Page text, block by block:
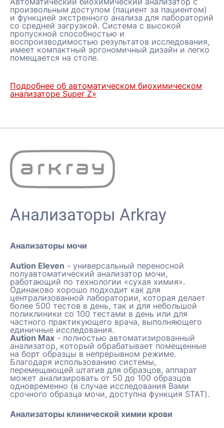
произвольным доступом (пациент за пациентом)
и функцией экстренного анализа для лабораторий
со средней загрузкой. Система с высокой
пропускной способностью и
воспроизводимостью результатов исследования,
имеет компактный эргономичный дизайн и легко
помещается на столе.
Подробнее об автоматическом биохимическом
анализаторе Super Z»
Анализаторы Arkray
Анализаторы мочи
Aution Eleven - универсальный переносной
полуавтоматический анализатор мочи,
работающий по технологии «сухая химия».
Одинаково хорошо подходит как для
централизованной лаборатории, которая делает
более 500 тестов в день, так и для небольшой
поликлиники со 100 тестами в день или для
частного практикующего врача, выполняющего
единичные исследования.
Aution Max - полностью автоматизированный
анализатор, который обрабатывает помещенные
на борт образцы в непрерывном режиме.
Благодаря использованию системы,
перемещающей штатив для образцов, аппарат
может анализировать от 50 до 100 образцов
одновременно (в случае исследования Вами
срочного образца мочи, доступна функция STAT).
Анализаторы клинической химии крови